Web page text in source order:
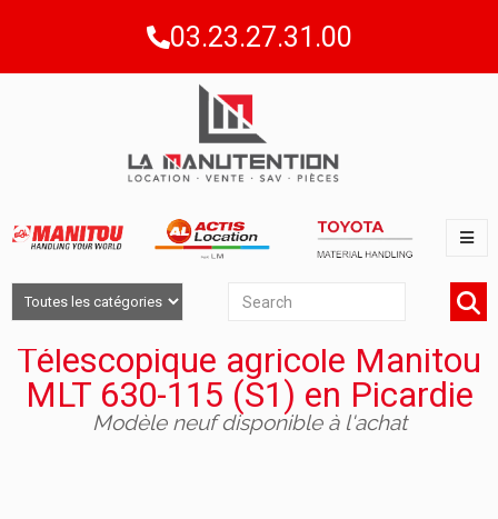
03.23.27.31.00
Télescopique agricole Manitou
MLT 630-115 (S1) en Picardie
Modèle neuf disponible à l'achat